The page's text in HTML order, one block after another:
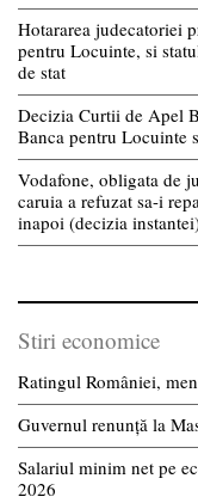
Hotararea judecatoriei
pentru Locuinte, si
de stat
Decizia Curtii de Apel
Banca pentru Locuinte
Vodafone, obligata de
caruia a refuzat sa-i
inapoi (decizia
Stiri economice
Ratingul României,
Guvernul renunță la
Salariul minim net pe
2026